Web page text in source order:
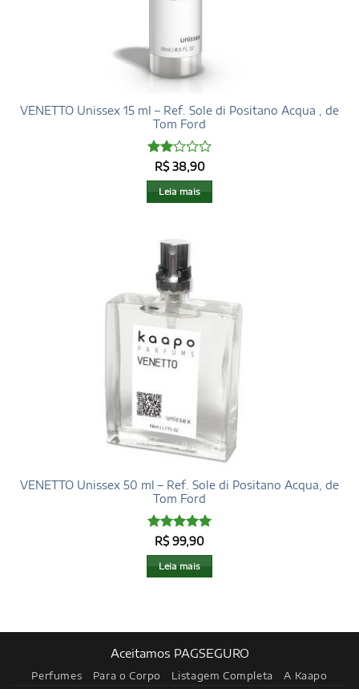
VENETTO Unissex 15 ml – Ref. Sole di Positano Acqua , de
Tom Ford
Avaliação
2de
R$38,90
Leia mais
VENETTO Unissex 50 ml – Ref. Sole di Positano Acqua, de
Tom Ford
Avaliação5
de 5
R$99,90
Leia mais
Aceitamos PAGSEGURO
Perfumes Para o Corpo Listagem Completa A Kaapo